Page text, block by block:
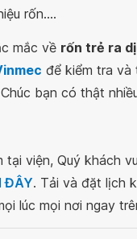
rốn....
mắc về rốn trẻ ra
để kiểm tra và
bạn có thật
viện, Quý khách
ĐÂY. Tải và đặt lịch
lúc mọi nơi ngay